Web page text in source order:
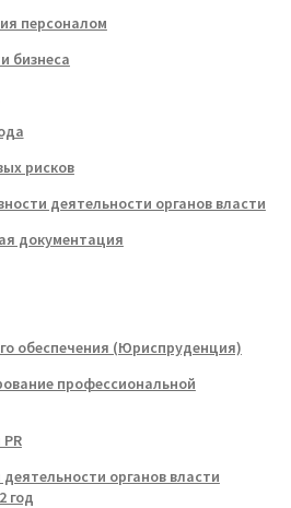
персоналом
бизнеса
рисков
деятельности органов власти
документация
обеспечения (Юриспруденция)
профессиональной
органов власти
год